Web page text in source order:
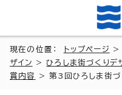
現在の位置： トップページ
ザイン
>ひろしま街づくりデ
賞内容
> 第3回ひろしま街づ